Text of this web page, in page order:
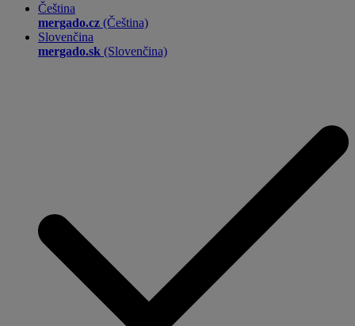
Čeština
mergado.cz (Čeština)
Slovenčina
mergado.sk (Slovenčina)